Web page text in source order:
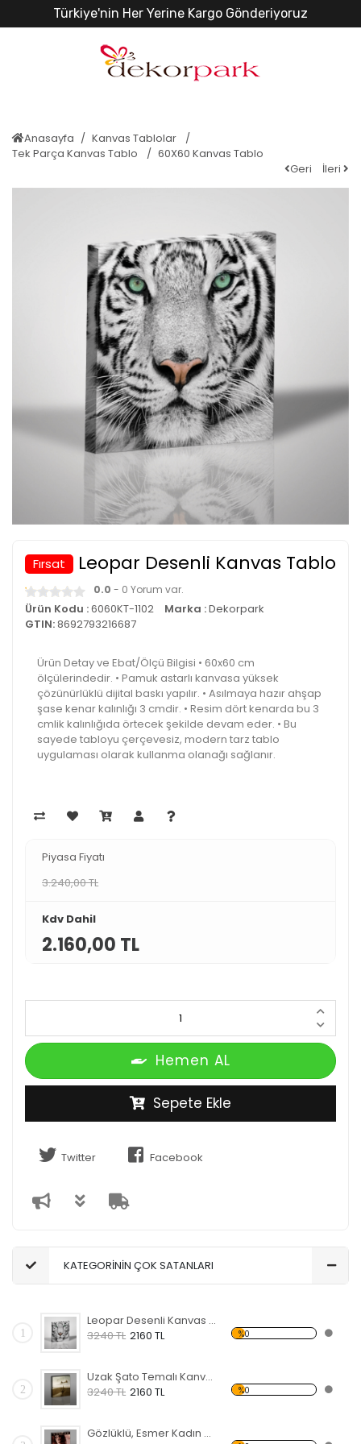
Türkiye'nin Her Yerine Kargo Gönderiyoruz
Anasayfa
Kanvas Tablolar
Tek Parça Kanvas Tablo
60X60 Kanvas Tablo
Geri
İleri
Fırsat Leopar Desenli Kanvas Tablo
0.0 - 0 Yorum var.
Ürün Kodu :6060KT-1102 Marka :Dekorpark
GTIN:8692793216687
Ürün Detay ve Ebat/Ölçü Bilgisi • 60x60 cm
ölçülerindedir. • Pamuk astarlı kanvasa yüksek
çözünürlüklü dijital baskı yapılır. • Asılmaya hazır ahşap
şase kenar kalınlığı 3 cmdir. • Resim dört kenarda bu 3
cmlik kalınlığıda örtecek şekilde devam eder. • Bu
sayede tabloyu çerçevesiz, modern tarz tablo
uygulaması olarak kullanma olanağı sağlanır.
Piyasa Fiyatı
3.240,00 TL
Kdv Dahil
2.160,00 TL
Hemen AL
Sepete Ekle
Twitter Facebook
KATEGORİNİN ÇOK SATANLARI
1
Leopar Desenli Kanvas Tablo
3240 TL 2160 TL %0
2
Uzak Şato Temalı Kanvas Tablo
3240 TL 2160 TL %0
Gözlüklü, Esmer Kadın Temalı Kanvas Tablo